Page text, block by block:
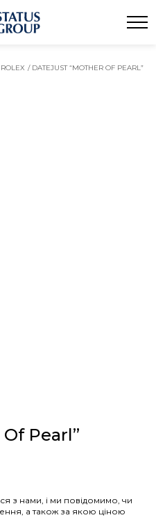
/ DATEJUST “MOTHER OF PEARL”
Pearl”
з нами, і ми повідомимо, чи
а також за якою ціною